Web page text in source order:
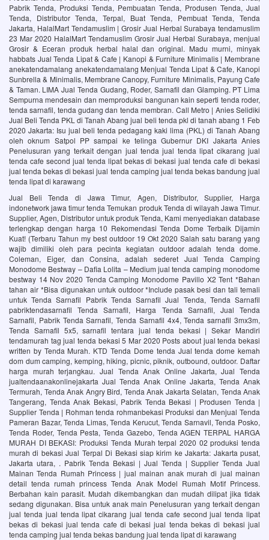
Pabrik Tenda, Produksi Tenda, Pembuatan Tenda, Produsen Tenda, Jual
Tenda, Distributor Tenda, Terpal, Buat Tenda, Pembuat Tenda, Tenda
Jakarta, HalalMart Tendamuslim | Grosir Jual Herbal Surabaya tendamuslim
23 Mar 2020 HalalMart Tendamuslim Grosir Jual Herbal Surabaya, menjual
Grosir & Eceran produk herbal halal dan original. Madu murni, minyak
habbats Jual Tenda Lipat & Cafe | Kanopi & Furniture Minimalis | Membrane
anekatendamalang anekatendamalang Menjual Tenda Lipat & Cafe, Kanopi
Sunbrella & Minimalis, Membrane Canopy, Furniture Minimalis, Payung Cafe
& Taman. LIMA Jual Tenda Gudang, Roder, Sarnafil dan Glamping. PT Lima
Sempurna mendesain dan memproduksi bangunan kain seperti tenda roder,
tenda sarnafil, tenda gudang dan tenda membran. Call Metro | Anies Selidiki
Jual Beli Tenda PKL di Tanah Abang jual beli tenda pkl di tanah abang 1 Feb
2020 Jakarta: Isu jual beli tenda pedagang kaki lima (PKL) di Tanah Abang
oleh oknum Satpol PP sampai ke telinga Gubernur DKI Jakarta Anies
Penelusuran yang terkait dengan jual tenda jual tenda lipat cikarang jual
tenda cafe second jual tenda lipat bekas di bekasi jual tenda cafe di bekasi
jual tenda bekas di bekasi jual tenda camping jual tenda bekas bandung jual
tenda lipat di karawang
Jual Beli Tenda di Jawa Timur, Agen, Distributor, Supplier, Harga
indonetwork jawa timur tenda Temukan produk Tenda di wilayah Jawa Timur.
Supplier, Agen, Distributor untuk produk Tenda, Kami menyediakan database
terlengkap dengan harga 10 Rekomendasi Tenda Dome Terbaik Dijamin
Kuat! (Terbaru Tahun my best outdoor 19 Okt 2020 Salah satu barang yang
wajib dimiliki oleh para pecinta kegiatan outdoor adalah tenda dome.
Coleman, Eiger, dan Consina, adalah sederet Jual Tenda Camping
Monodome Bestway – Dafia Lolita – Medium jual tenda camping monodome
bestway 14 Nov 2020 Tenda Camping Monodome Pavillo X2 Tent *Bahan
tahan air *Bisa digunakan untuk outdoor *Include pasak besi dan tali temali
untuk Tenda Sarnafil Pabrik Tenda Sarnafil Jual Tenda, Tenda Sarnafil
pabriktendasarnafil Tenda Sarnafil, Harga Tenda Sarnafil, Jual Tenda
Sarnafil, Pabrik Tenda Sarnafil, Tenda Sarnafil 4x4, Tenda sarnafil 3mx3m,
Tenda Sarnafil 5x5, sarnafil tentara jual tenda bekasi | Sekar Mandiri
tendamurah tag jual tenda bekasi 5 Mar 2020 Posts about jual tenda bekasi
written by Tenda Murah. KTD Tenda Dome tenda Jual tenda dome kemah
dom dum camping, kemping, hiking, picnic, piknik, outbound, outdoor. Daftar
harga murah terjangkau. Jual Tenda Anak Online Jakarta, Jual Tenda
jualtendaanakonlinejakarta Jual Tenda Anak Online Jakarta, Tenda Anak
Termurah, Tenda Anak Angry Bird, Tenda Anak Jakarta Selatan, Tenda Anak
Tangerang, Tenda Anak Bekasi, Pabrik Tenda Bekasi | Produsen Tenda |
Supplier Tenda | Rohman tenda rohmanbekasi Produksi dan Menjual Tenda
Pameran Bazar, Tenda Limas, Tenda Kerucut, Tenda Sarnavil, Tenda Posko,
Tenda Roder, Tenda Pesta, Tenda Gazebo, Tenda AGEN TERPAL HARGA
MURAH DI BEKASI: Produksi Tenda Murah terpal 2020 02 produksi tenda
murah di bekasi Jual Terpal Di Bekasi siap kirim ke Jakarta: Jakarta pusat,
Jakarta utara, . Pabrik Tenda Bekasi | Jual Tenda | Supplier Tenda Jual
Mainan Tenda Rumah Princess | jual mainan anak murah di jual mainan
detail tenda rumah princess Tenda Anak Model Rumah Motif Princess.
Berbahan kain parasit. Mudah dikembangkan dan mudah dilipat jika tidak
sedang digunakan. Bisa untuk anak main Penelusuran yang terkait dengan
jual tenda jual tenda lipat cikarang jual tenda cafe second jual tenda lipat
bekas di bekasi jual tenda cafe di bekasi jual tenda bekas di bekasi jual
tenda camping jual tenda bekas bandung jual tenda lipat di karawang